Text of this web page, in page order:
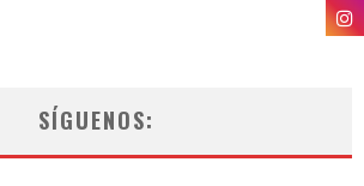
SÍGUENOS: